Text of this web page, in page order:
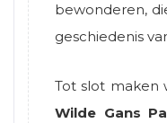
bewonderen,
geschiedenis
Tot slot maken
Wilde Gans